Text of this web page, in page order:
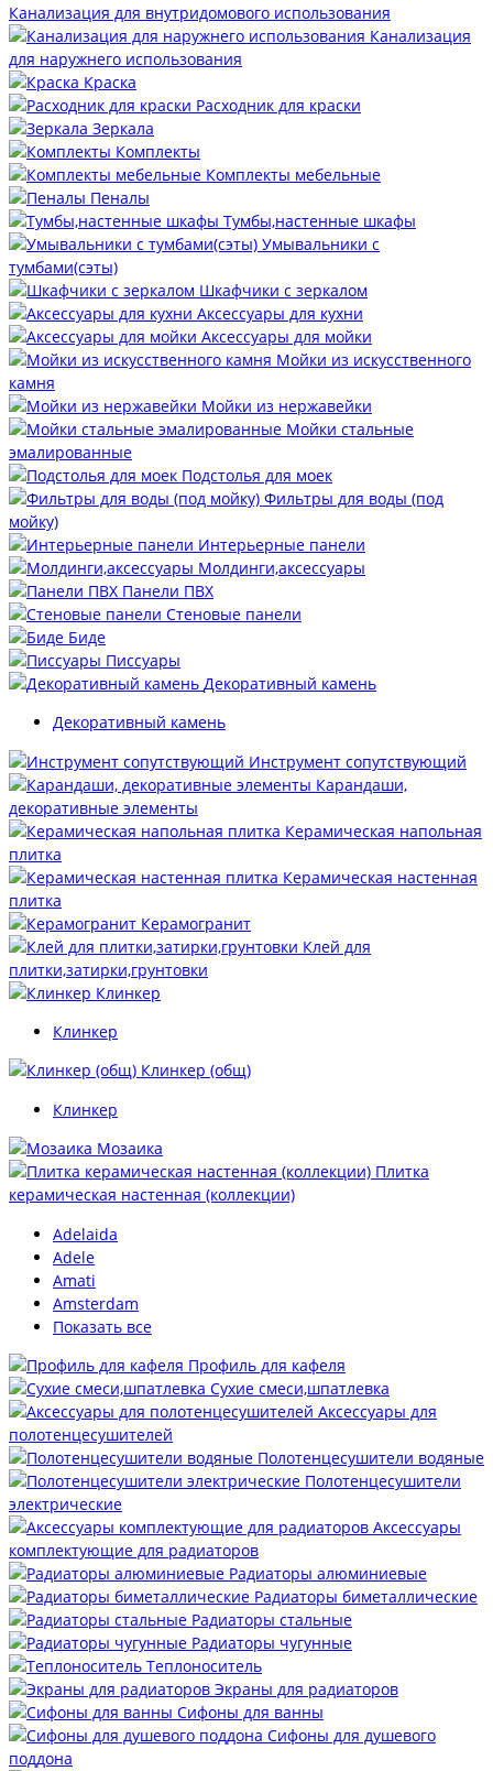
Канализация для внутридомового использования
Канализация
для наружнего использования
Краска
Расходник для краски
Зеркала
Комплекты
Комплекты мебельные
Пеналы
Тумбы,настенные шкафы
Умывальники с
тумбами(сэты)
Шкафчики с зеркалом
Аксессуары для кухни
Аксессуары для мойки
Мойки из искусственного
камня
Мойки из нержавейки
Мойки стальные
эмалированные
Подстолья для моек
Фильтры для воды (под
мойку)
Интерьерные панели
Молдинги,аксессуары
Панели ПВХ
Стеновые панели
Биде
Писсуары
Декоративный камень
Декоративный камень
Инструмент сопутствующий
Карандаши,
декоративные элементы
Керамическая напольная
плитка
Керамическая настенная
плитка
Керамогранит
Клей для
плитки,затирки,грунтовки
Клинкер
Клинкер
Клинкер (общ)
Клинкер
Мозаика
Плитка
керамическая настенная (коллекции)
Adelaida
Adele
Amati
Amsterdam
Показать все
Профиль для кафеля
Сухие смеси,шпатлевка
Аксессуары для
полотенцесушителей
Полотенцесушители водяные
Полотенцесушители
электрические
Аксессуары
комплектующие для радиаторов
Радиаторы алюминиевые
Радиаторы биметаллические
Радиаторы стальные
Радиаторы чугунные
Теплоноситель
Экраны для радиаторов
Сифоны для ванны
Сифоны для душевого
поддона